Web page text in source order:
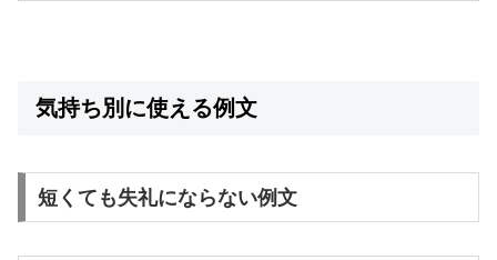
気持ち別に使える例文
短くても失礼にならない例文